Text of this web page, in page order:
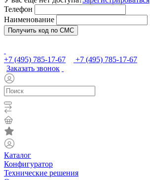
Телефон
Наименование
Получить код по СМС
+7 (495) 785-17-67
+7 (495) 785-17-67
Заказать звонок
Каталог
Конфигуратор
Технические решения